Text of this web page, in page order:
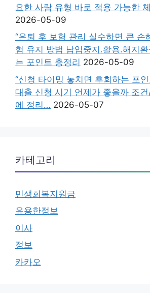
요한 사람 유형 바로 적용 가능한
2026-05-09
“은퇴 후 보험 관리 실수하면 큰 손
험 유지 방법 납입중지.활용.해지
는 포인트 총정리 2026-05-09
“신청 타이밍 놓치면 후회하는 포
대출 신청 시기 언제가 좋을까 조
에 정리… 2026-05-07
카테고리
민생회복지원금
유용한정보
이사
정보
카카오